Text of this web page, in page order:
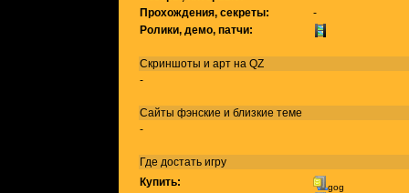
Прохождения, секреты:
-
Ролики, демо, патчи:
Скриншоты и арт на QZ
-
Сайты фэнские и близкие теме
-
Где достать игру
Купить:
gog